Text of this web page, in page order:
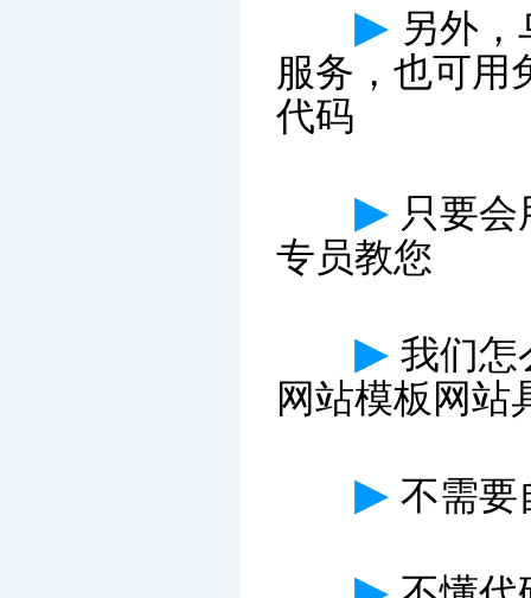
▶ 另外
服务，也可用
代码
▶ 只要
专员教您
▶ 我们怎
网站模板网站
▶ 不需要